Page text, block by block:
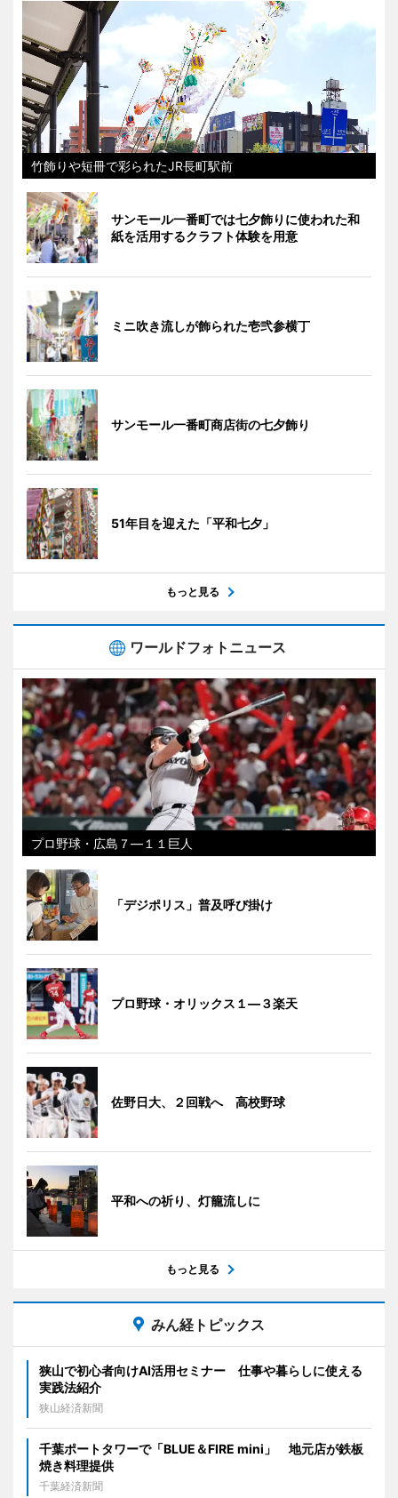
竹飾りや短冊で彩られたJR長町駅前
サンモール一番町では七夕飾りに使われた和
紙を活用するクラフト体験を用意
ミニ吹き流しが飾られた壱弐参横丁
サンモール一番町商店街の七夕飾り
51年目を迎えた「平和七夕」
もっと見る
ワールドフォトニュース
プロ野球・広島７―１１巨人
「デジポリス」普及呼び掛け
プロ野球・オリックス１―３楽天
佐野日大、２回戦へ 高校野球
平和への祈り、灯籠流しに
もっと見る
みん経トピックス
狭山で初心者向けAI活用セミナー 仕事や暮らしに使える
実践法紹介
狭山経済新聞
千葉ポートタワーで「BLUE＆FIRE mini」 地元店が鉄板
焼き料理提供
千葉経済新聞